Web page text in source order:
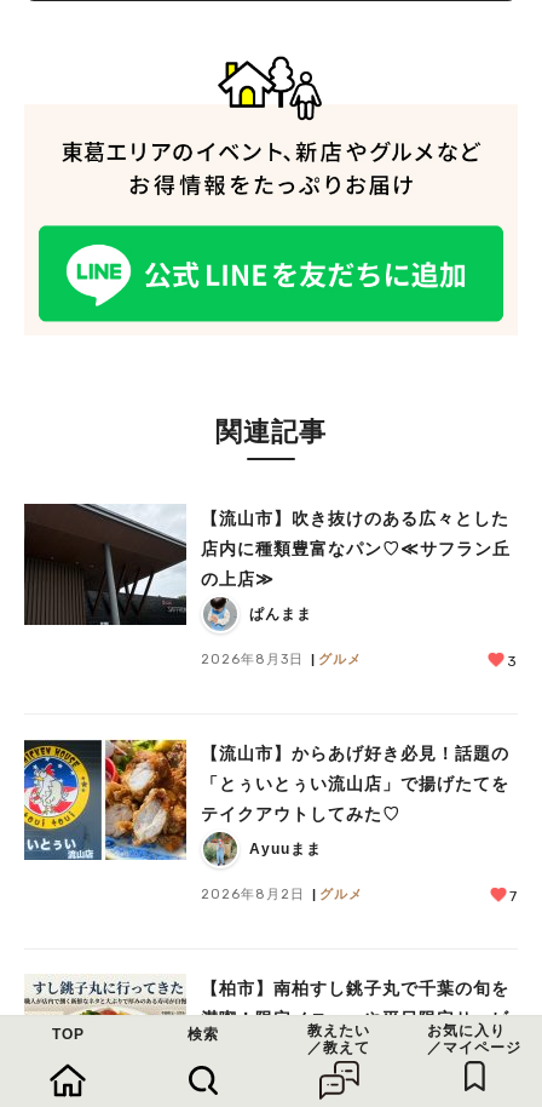
関連記事
【流山市】吹き抜けのある広々とした
店内に種類豊富なパン♡≪サフラン丘
の上店≫
ぱんまま
2026年8月3日 グルメ 3
【流山市】からあげ好き必見！話題の
「とぅいとぅい流山店」で揚げたてを
テイクアウトしてみた♡
Ayuuまま
2026年8月2日 グルメ 7
【柏市】南柏すし銚子丸で千葉の旬を
満喫！限定メニューや平日限定サービ
グリフォン
TOP 検索
教えたい
／教えて
お気に入り
／マイページ